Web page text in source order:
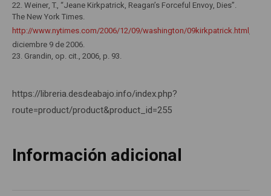
22. Weiner, T., “Jeane Kirkpatrick, Reagan’s Forceful Envoy, Dies”.
The New York Times.
http://www.nytimes.com/2006/12/09/washington/09kirkpatrick.html
diciembre 9 de 2006.
23. Grandin, op. cit., 2006, p. 93.
https://libreria.desdeabajo.info/index.php?
route=product/product&product_id=255
Información adicional